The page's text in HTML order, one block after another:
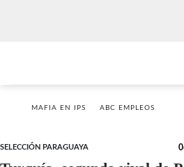
MAFIA EN IPS ABC EMPLEOS
SELECCIÓN PARAGUAYA